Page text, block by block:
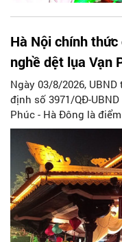
Hà Nội chính
nghề dệt lụa Vạn
Ngày 03/8/2026,
định số 3971/QĐ-
Phúc - Hà Đông là
quan trọng trong hành
thời tạo cơ hội lớn để
du lịch văn hóa bền